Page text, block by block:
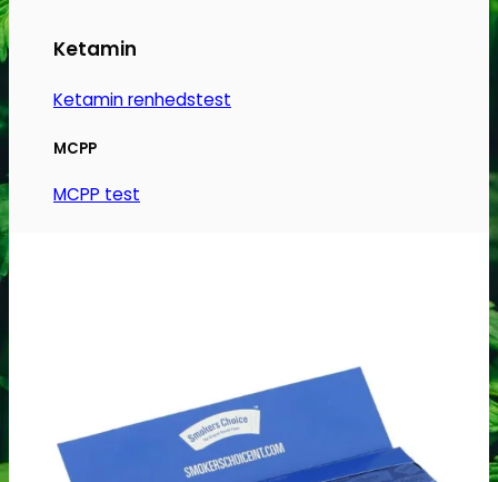
Ketamin
Ketamin renhedstest
MCPP
MCPP test
Cannabinoider test